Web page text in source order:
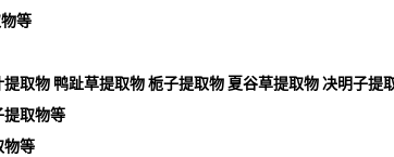
等
提取物 鸭趾草提取物 栀子提取物 夏谷草提取物 决明子提
提取物等
物等